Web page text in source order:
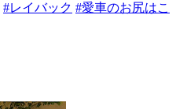
#レイバック #愛車のお尻はこ